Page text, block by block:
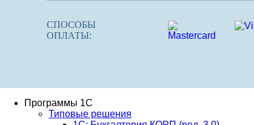
СПОСОБЫ
ОПЛАТЫ:
Программы 1С
Типовые решения